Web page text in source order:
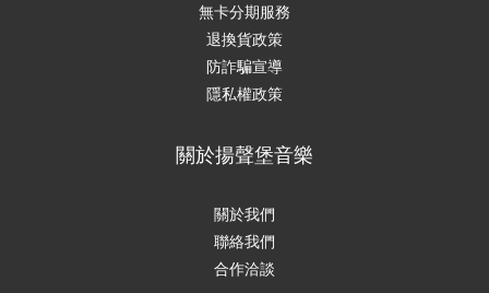
無卡分期服務
退換貨政策
防詐騙宣導
隱私權政策
關於揚聲堡音樂
關於我們
聯絡我們
合作洽談